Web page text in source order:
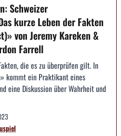
Schweizer
kurze Leben der Fakten
von Jeremy Kareken &
Farrell
die es zu überprüfen gilt. In
kommt ein Praktikant eines
eine Diskussion über Wahrheit und